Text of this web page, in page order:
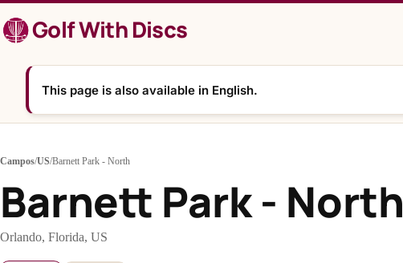
al
contenidoGolf With Discs
This page is also available in English.
Campos/US/Barnett Park - North
Barnett Park - North
Orlando, Florida, US